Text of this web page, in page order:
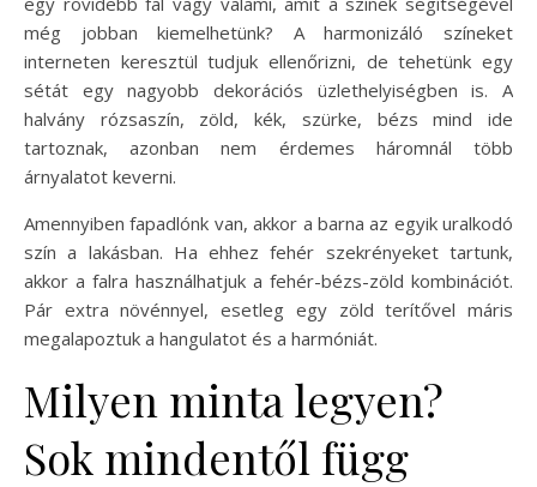
még jobban kiemelhetünk? A harmonizáló színeket
interneten keresztül tudjuk ellenőrizni, de tehetünk egy
sétát egy nagyobb dekorációs üzlethelyiségben is. A
halvány rózsaszín, zöld, kék, szürke, bézs mind ide
tartoznak, azonban nem érdemes háromnál több
árnyalatot keverni.
Amennyiben fapadlónk van, akkor a barna az egyik uralkodó
szín a lakásban. Ha ehhez fehér szekrényeket tartunk,
akkor a falra használhatjuk a fehér-bézs-zöld kombinációt.
Pár extra növénnyel, esetleg egy zöld terítővel máris
megalapoztuk a hangulatot és a harmóniát.
Milyen minta legyen?
Sok mindentől függ